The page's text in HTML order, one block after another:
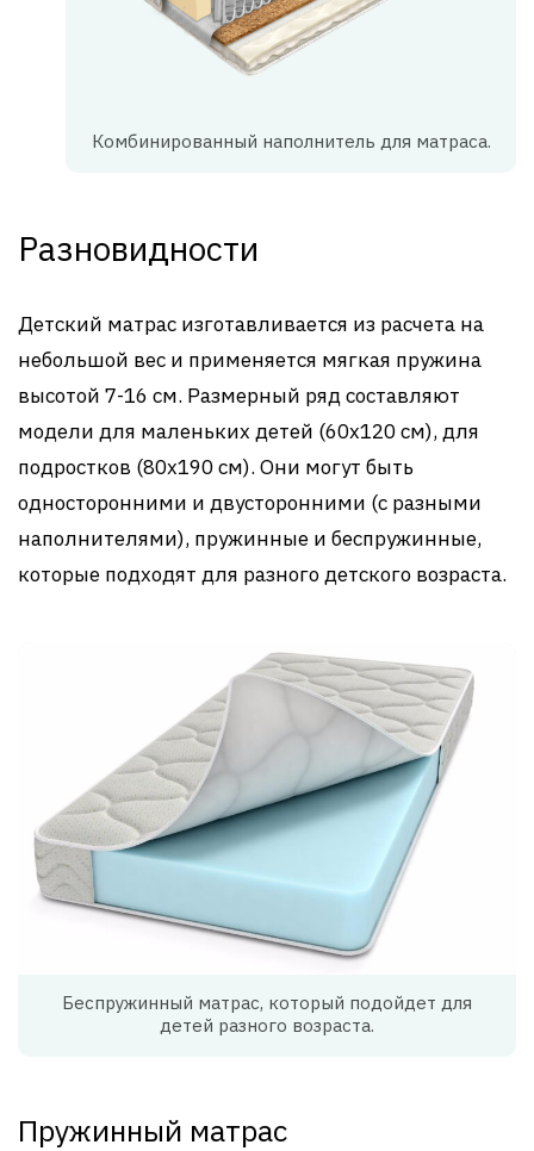
Комбинированный наполнитель для матраса.
Разновидности
Детский матрас изготавливается из расчета на
небольшой вес и применяется мягкая пружина
высотой 7-16 см. Размерный ряд составляют
модели для маленьких детей (60х120 см), для
подростков (80х190 см). Они могут быть
односторонними и двусторонними (с разными
наполнителями), пружинные и беспружинные,
которые подходят для разного детского возраста.
Беспружинный матрас, который подойдет для
детей разного возраста.
Пружинный матрас